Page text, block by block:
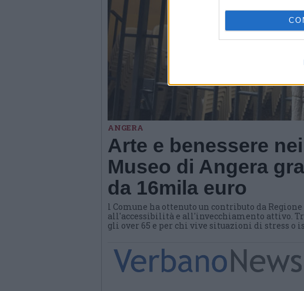
ANGERA
Arte e benessere
Museo di Angera
da 16mila euro
l Comune ha ottenuto un contributo da
all'accessibilità e all'invecchiamento attivo.
gli over 65 e per chi vive situazioni di stress o